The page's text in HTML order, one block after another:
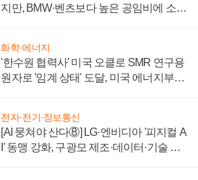
지만, BMW·벤츠보다 높은 공임비에 소비
화학·에너지
'한수원 협력사' 미국 오클로 SMR 연구용
원자로 '임계 상태' 도달, 미국 에너지부
전자·전기·정보통신
[AI 뭉쳐야 산다⑧] LG·엔비디아 '피지컬 A
I' 동맹 강화, 구광모 제조·데이터·기술 결